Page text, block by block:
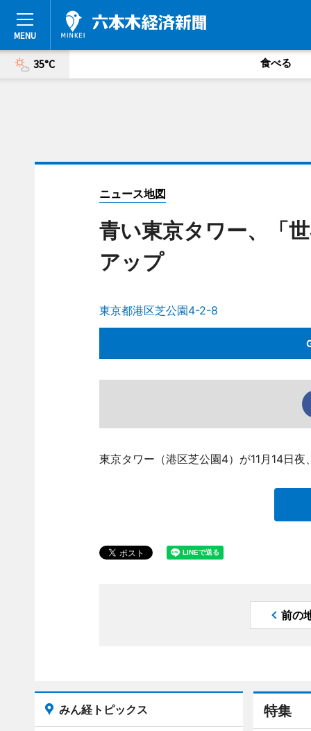
35°C 食べる
ニュース地図
青い東京タワー、「
アップ
東京都港区芝公園4-2-8
東京タワー（港区芝公園4）が11月14日
前の
特集
みん経トピックス